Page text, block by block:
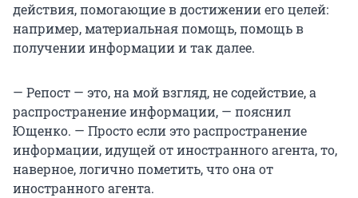
действия, помогающие в достижении его целей:
например, материальная помощь, помощь в
получении информации и так далее.
— Репост — это, на мой взгляд, не содействие, а
распространение информации, — пояснил
Ющенко. — Просто если это распространение
информации, идущей от иностранного агента, то,
наверное, логично пометить, что она от
иностранного агента.